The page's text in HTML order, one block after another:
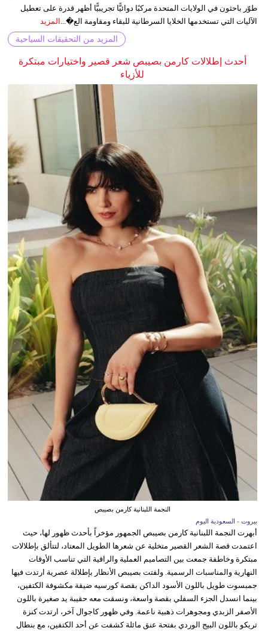
طوّر باحثون في الولايات المتحدة مركبًا دوائيًّا تجريبيًّا أظهر قدرة على تعطيل
الآليات التي تستخدمها الخلايا السرطانية للبقاء ومقاومة الع�... المزيد
المزيد من التحقيقات السياحية
أحدث إطلالات كارمن بصيبص شعر قصير واختيارات مبتكرة
للأزياء
النجمة اللبنانية كارمن بصيبص
بيروت - السعودية اليوم
أبهرت النجمة اللبنانية كارمن بصيبص الجمهور مؤخراً بأحدث ظهور لها، حيث
اعتمدت قصة الشعر القصير متخلية عن شعرها الطويل المعتاد، لتتألق بإطلالات
مبتكرة وخاطفة جمعت بين التصاميم العملية والراقية التي تناسب الأوقات
النهارية والمناسبات الرسمية. ولفتت بصيبص الأنظار بإطلالة عصرية ارتدت فيها
جمبسوت طويل باللون الأسود الداكن بقصة كورسيه ضيقة مكشوفة الكتفين،
بينما انسدل الجزء السفلي بقصة واسعة، ونسقت معه حقيبة يد صغيرة باللون
الأصفر الزبدي ومجوهرات ذهبية ناعمة. وفي ظهور كاجوال آخر، ارتدت كنزة
تريكو باللون البيج الوردي بفتحة عنق مائلة كشفت عن أحد الكتفين، مع بنطال